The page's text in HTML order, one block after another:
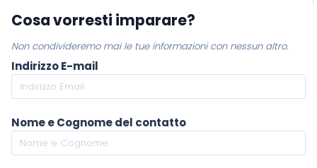
Cosa vorresti imparare?
Non condivideremo mai le tue informazioni con nessun altro.
Indirizzo E-mail
Nome e Cognome del contatto